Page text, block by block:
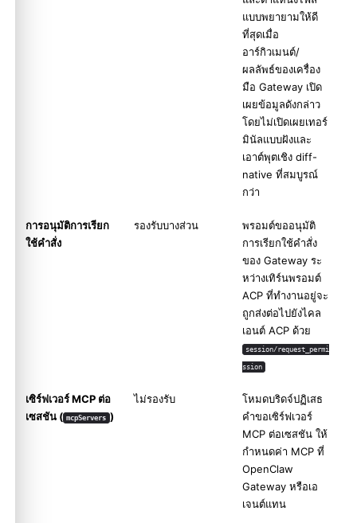
แบบพยายามให้ดี
ที่สุดเมื่อ
อาร์กิวเมนต์/
ผลลัพธ์ของเครื่อง
มือ Gateway เปิด
เผยข้อมูลดังกล่าว
โดยไม่เปิดเผยเทอร์
มินัลแบบฝังและ
เอาต์พุตเชิง diff-
native ที่สมบูรณ์
กว่า
การอนุมัติการเรียก
ใช้คำสั่ง
รองรับบางส่วน
พรอมต์ขออนุมัติ
การเรียกใช้คำสั่ง
ของ Gateway ระ
หว่างเทิร์นพรอมต์
ACP ที่ทำงานอยู่จะ
ถูกส่งต่อไปยังไคล
เอนต์ ACP ด้วย
session/request_permi
ssion
เซิร์ฟเวอร์ MCP ต่อ
เซสชัน ( mcpServers )
ไม่รองรับ
โหมดบริดจ์ปฏิเสธ
คำขอเซิร์ฟเวอร์
MCP ต่อเซสชัน ให้
กำหนดค่า MCP ที่
OpenClaw
Gateway หรือเอ
เจนต์แทน